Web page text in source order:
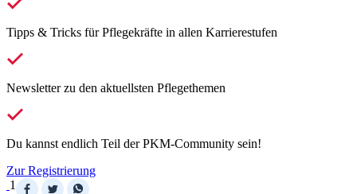
Tipps & Tricks für Pflegekräfte in allen Karrierestufen
Newsletter zu den aktuellsten Pflegethemen
Du kannst endlich Teil der PKM-Community sein!
Zur Registrierung
1